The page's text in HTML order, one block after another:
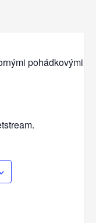
pohádkovými